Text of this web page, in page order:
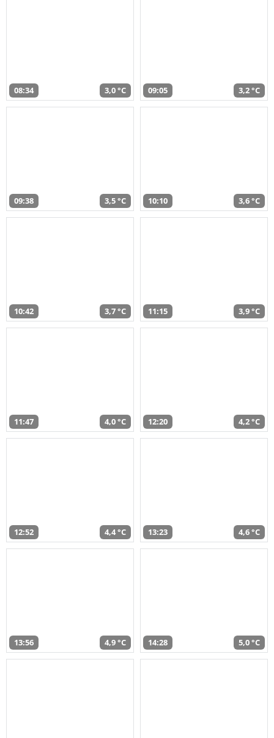
08:34 3,0 °C 09:05 3,2 °C
09:38 3,5 °C 10:10 3,6 °C
10:42 3,7 °C 11:15 3,9 °C
11:47 4,0 °C 12:20 4,2 °C
12:52 4,4 °C 13:23 4,6 °C
13:56 4,9 °C 14:28 5,0 °C